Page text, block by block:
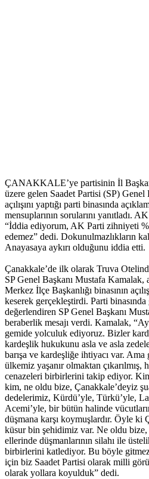
ÇANAKKALE’ye partisinin İl
üzere gelen Saadet Partisi (SP)
açılışını yaptığı parti binasında
mensuplarının sorularını yanıtladı.
“İddia ediyorum, AK Parti zihniyeti
edemez” dedi. Dokunulmazlıkların
Anayasaya aykırı olduğunu iddia etti.
Çanakkale’de ilk olarak Truva
SP Genel Başkanı Mustafa Kamalak,
Merkez İlçe Başkanlığı binasının
keserek gerçekleştirdi. Parti
değerlendiren SP Genel Başkanı
beraberlik mesajı verdi. Kamalak,
gemide yolculuk ediyoruz. Bizler
kardeşlik hukukunu asla ve asla
barışa ve kardeşliğe ihtiyacı var.
ülkemiz yaşanır olmaktan çıkarılmış,
cenazeleri birbirlerini takip ediyor.
kim, ne oldu bize, Çanakkale’deyiz
dedelerimiz, Kürdü’yle, Türkü’yle,
Acemi’yle, bir bütün halinde
düşmana karşı koymuşlardır. Öyle ki
küsur bin şehidimiz var. Ne oldu
ellerinde düşmanlarının silahı ile
birbirlerini katlediyor. Bu böyle
için biz Saadet Partisi olarak milli
olarak yollara koyulduk” dedi.